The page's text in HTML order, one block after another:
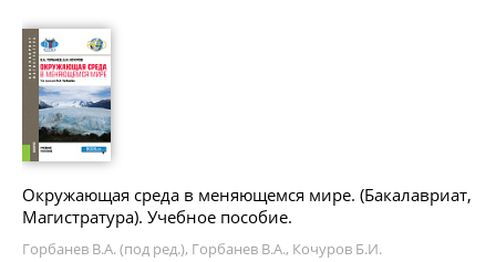
Окружающая среда в меняющемся мире. (Бакалавриат,
Магистратура). Учебное пособие.
Горбанев В.А. (под ред.), Горбанев В.А., Кочуров Б.И.